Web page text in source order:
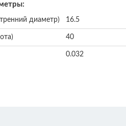
диаметр) 16.5
40
0.032